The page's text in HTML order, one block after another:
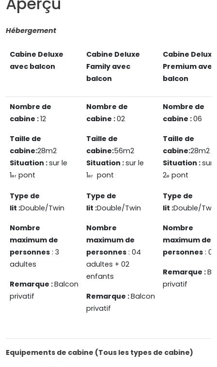
Hébergement
Cabine Deluxe
avec balcon
Cabine Deluxe
Family avec
balcon
Cabine Deluxe
Premium avec
balcon
Nombre de
cabine :12
Taille de
cabine:28m2
Situation :sur le
1er pont
Type de
lit :Double/Twin
Nombre
maximum de
personnes : 3
adultes
Remarque :Balcon
privatif
Nombre de
cabine :02
Taille de
cabine:56m2
Situation :sur le
1er pont
Type de
lit :Double/Twin
Nombre
maximum de
personnes : 04
adultes + 02
enfants
Remarque :Balcon
privatif
Nombre de
cabine :06
Taille de
cabine:28m2
Situation :sur
2e pont
Type de
lit :Double/Twin
Nombre
maximum de
personnes : 03
Remarque :
privatif
Equipements de cabine (Tous les types de cabine)